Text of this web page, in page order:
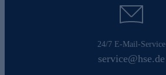
24/7 E-Mail-Service
service@hse.de